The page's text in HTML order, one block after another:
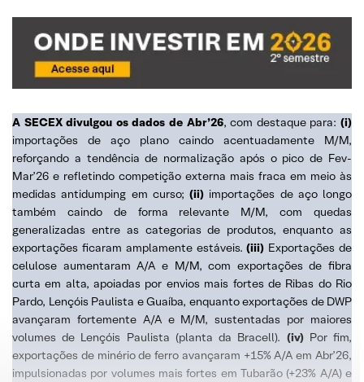
A SECEX divulgou os dados de Abr’26, com destaque para:(i)
importações de aço plano caindo acentuadamente M/M,
reforçando a tendência de normalização após o pico de Fev-
Mar’26 e refletindo competição externa mais fraca em meio às
medidas antidumping em curso; (ii) importações de aço longo
também caindo de forma relevante M/M, com quedas
generalizadas entre as categorias de produtos, enquanto as
exportações ficaram amplamente estáveis.(iii) Exportações de
celulose aumentaram A/A e M/M, com exportações de fibra
curta em alta, apoiadas por envios mais fortes de Ribas do Rio
Pardo, Lençóis Paulista e Guaíba, enquanto exportações de DWP
avançaram fortemente A/A e M/M, sustentadas por maiores
volumes de Lençóis Paulista (planta da Bracell). (iv) Por fim,
exportações de minério de ferro avançaram +15% A/A em Abr’26,
impulsionadas por volumes mais fortes em Tubarão (+23% A/A) e